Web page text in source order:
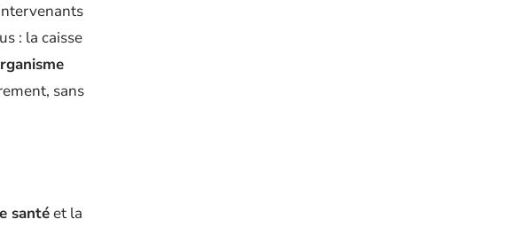
: la caisse
sans
santéet la